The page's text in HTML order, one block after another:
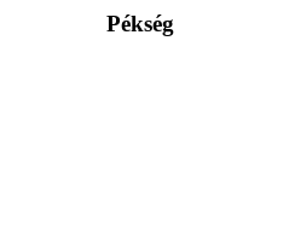
Pékség